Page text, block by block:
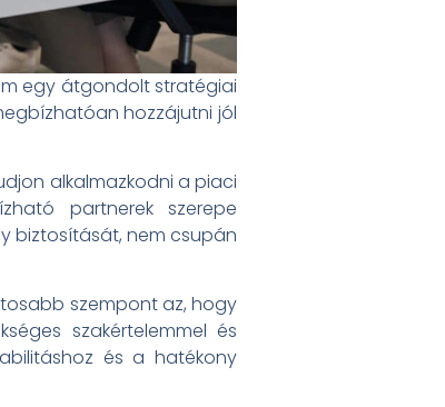
egy átgondolt stratégiai
hozzájutni jól
alkalmazkodni a piaci
partnerek szerepe
biztosítását, nem csupán
szempont az, hogy
szakértelemmel és
és a hatékony